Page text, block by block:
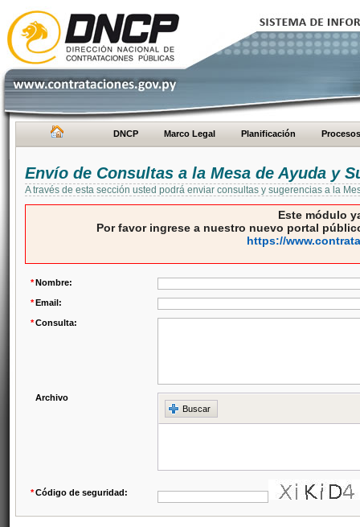
DNCP Marco Legal Planificación Procesos
Envío de Consultas a la Mesa de Ayuda y
A través de esta sección usted podrá enviar consultas y sugerencias a la
Este módulo
Por favor ingrese a nuestro nuevo portal
https://
*Nombre:
*Email:
*Consulta:
Archivo
Buscar
*Código de seguridad: